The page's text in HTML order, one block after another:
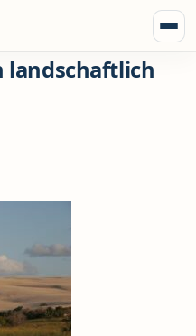
landschaftlich